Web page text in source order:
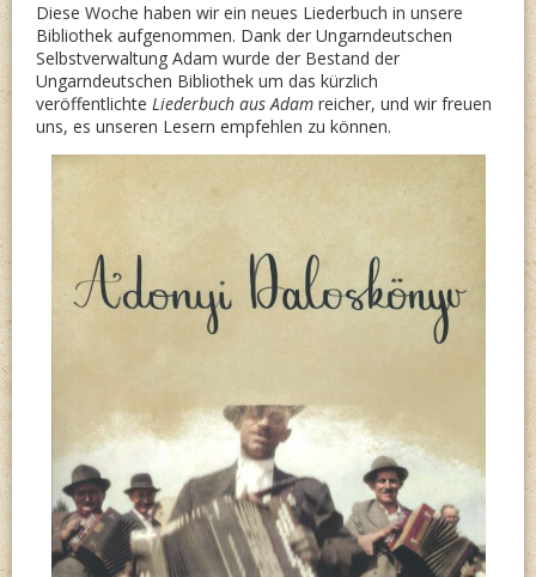
Diese Woche haben wir ein neues Liederbuch in unsere
Bibliothek aufgenommen. Dank der Ungarndeutschen
Selbstverwaltung Adam wurde der Bestand der
Ungarndeutschen Bibliothek um das kürzlich
veröffentlichte Liederbuch aus Adam reicher, und wir freuen
uns, es unseren Lesern empfehlen zu können.